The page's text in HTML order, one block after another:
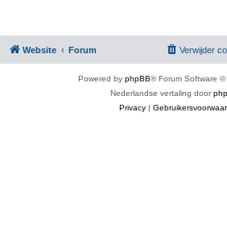
Website Forum Verwijder
Powered by phpBB® Forum Software ©
Nederlandse vertaling door
Privacy |